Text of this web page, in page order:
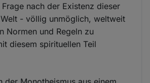
nach der Existenz dieser
- völlig unmöglich, weltweit
Normen und Regeln zu
diesem spirituellen Teil